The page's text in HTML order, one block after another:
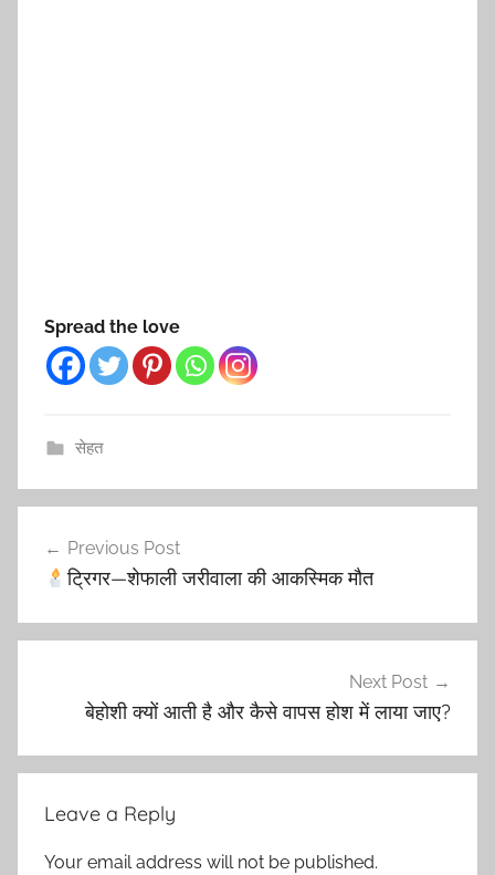
Spread the love
सेहत
navigation
Previous Post
ट्रिगर—शेफाली जरीवाला की आकस्मिक मौत
Next Post
बेहोशी क्यों आती है और कैसे वापस होश में लाया जाए?
Leave a Reply
Your email address will not be published.